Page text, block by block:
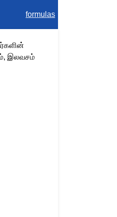
formulas
இலவசம்